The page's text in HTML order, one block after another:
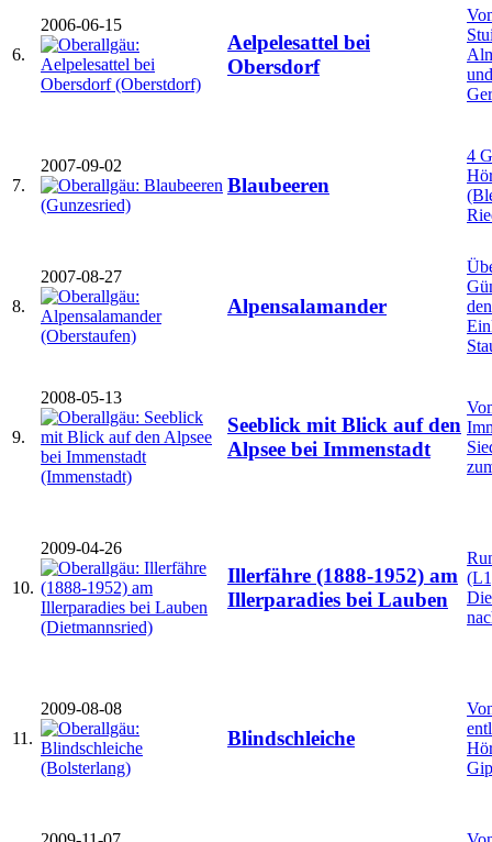
6.
2006-06-15
Aelpelesattel bei
Obersdorf
7.
2007-09-02
Blaubeeren
4
8.
2007-08-27
Alpensalamander
9.
2008-05-13
Seeblick mit Blick auf den
Alpsee bei Immenstadt
10.
2009-04-26
Illerfähre (1888-1952) am
Illerparadies bei Lauben
11.
2009-08-08
Blindschleiche